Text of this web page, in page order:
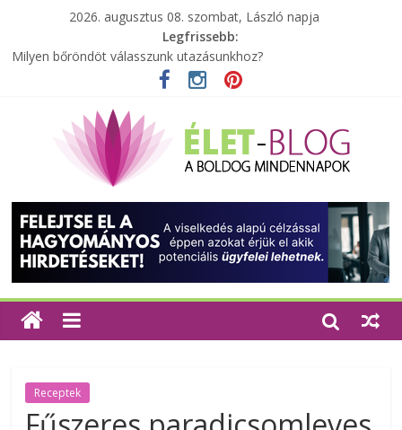
2026. augusztus 08. szombat, László napja
Legfrissebb:
Milyen bőröndöt válasszunk utazásunkhoz?
Elérhető zöld energia mindenki számára
Különleges tömörfa ládák Indiából
A zöld forradalom: A mosó- és parfümtermékek környezetbarát
szempontjainak erősítése
Receptek